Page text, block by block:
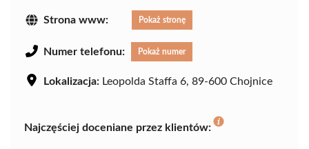
Strona www: Pokaż stronę
Numer telefonu: Pokaż numer
Lokalizacja: Leopolda Staffa 6, 89-600 Chojnice
Najczęściej doceniane przez klientów: